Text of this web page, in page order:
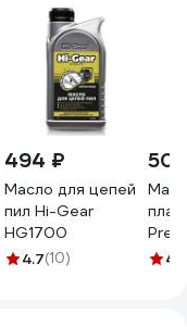
494 ₽
Масло для цепей
пил Hi-Gear
HG1700
4.7(10) 4.2